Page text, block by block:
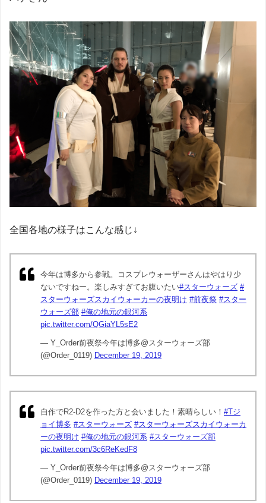
全国各地の様子はこんな感じ↓
今年は博多から参戦。コスプレウォーザーさんはやはり少
ないですねー。楽しみすぎてお腹いたい#スターウォーズ #
スターウォーズスカイウォーカーの夜明け #前夜祭 #スター
ウォーズ部 #俺の地元の銀河系
pic.twitter.com/QGiaYL5sE2
— Y_Order前夜祭今年は博多@スターウォーズ部
(@Order_0119) December 19, 2019
自作でR2-D2を作った方と会いました！素晴らしい！ #Tジ
ョイ博多 #スターウォーズ #スターウォーズスカイウォーカ
ーの夜明け #俺の地元の銀河系 #スターウォーズ部
pic.twitter.com/3c6ReKedF8
— Y_Order前夜祭今年は博多@スターウォーズ部
(@Order_0119) December 19, 2019